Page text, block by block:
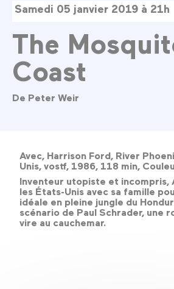
Samedi 05 janvier 2019 à 21h
The
Coast
De Peter Weir
Avec, Harrison Ford, River
Unis, vostf, 1986, 118 min,
Inventeur utopiste et incompris,
les États-Unis avec sa famille
idéale en pleine jungle du
scénario de Paul Schrader, une
vire au cauchemar.